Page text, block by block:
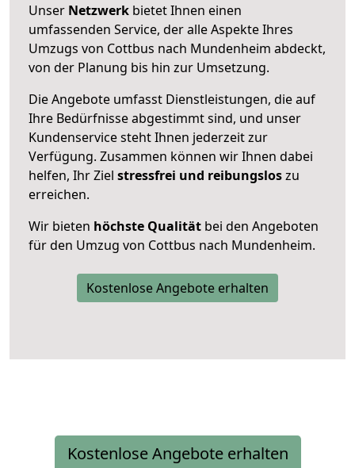
Unser Netzwerk bietet Ihnen einen
umfassenden Service, der alle Aspekte Ihres
Umzugs von Cottbus nach Mundenheim abdeckt,
von der Planung bis hin zur Umsetzung.
Die Angebote umfasst Dienstleistungen, die auf
Ihre Bedürfnisse abgestimmt sind, und unser
Kundenservice steht Ihnen jederzeit zur
Verfügung. Zusammen können wir Ihnen dabei
helfen, Ihr Ziel stressfrei und reibungsloszu
erreichen.
Wir bieten höchste Qualität bei den Angeboten
für den Umzug von Cottbus nach Mundenheim.
Kostenlose Angebote erhalten
Kostenlose Angebote erhalten